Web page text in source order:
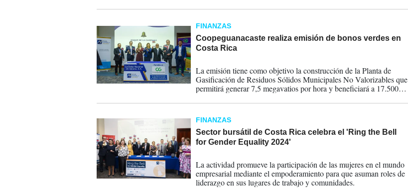
FINANZAS
Coopeguanacaste realiza emisión de bonos verdes en
Costa Rica
La emisión tiene como objetivo la construcción de la Planta de
Gasificación de Residuos Sólidos Municipales No Valorizables que
permitirá generar 7,5 megavatios por hora y beneficiará a 17.500
FINANZAS
Sector bursátil de Costa Rica celebra el 'Ring the Bell
for Gender Equality 2024'
La actividad promueve la participación de las mujeres en el mundo
empresarial mediante el empoderamiento para que asuman roles de
liderazgo en sus lugares de trabajo y comunidades.